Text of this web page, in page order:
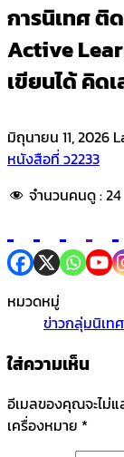
การนิเทศ ติ
Active
เขียนได้ คิด
มิถุนายน 11, 2026
หนังสือที่ ว2233
จำนวนคนดู :24
หมวดหมู่
ข่าวกลุ่มนิเท
ใส่ความเห็น
อีเมลของคุณจะไม่
เครื่องหมาย *